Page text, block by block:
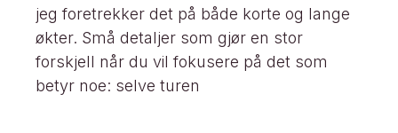
jeg foretrekker det på både korte og lange
økter. Små detaljer som gjør en stor
forskjell når du vil fokusere på det som
betyr noe: selve turen